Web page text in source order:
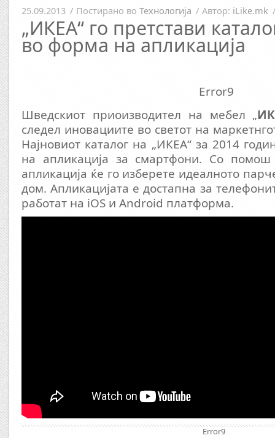
25.09.2013 / Постирано во Технологија / Автор: iLike.mk /
„ИКЕА“ го претстави
во форма на апликација
Error9
Шведскиот приоизводител на мебел „
следел иновациите во светот на
Најновиот каталог на „ИКЕА“ за 2014
на апликација за смартфони. Со
апликација ќе го изберете идеалното
дом. Апликацијата е достапна за
работат на iOS и Android платформа.
Error9